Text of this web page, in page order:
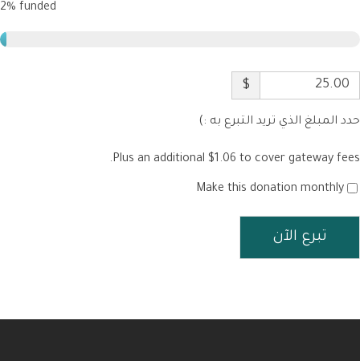
2% funded
$
حدد المبلغ الذي تريد التبرع به :)
Plus an additional $1.06 to cover gateway fees.
Make this donation monthly
تبرع الآن